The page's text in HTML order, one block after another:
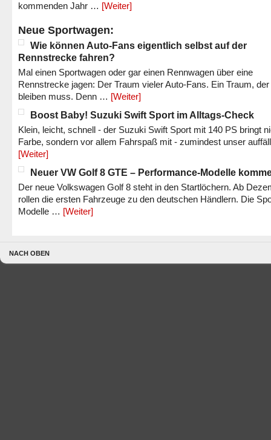
kommenden Jahr … [Weiter]
Neue Sportwagen:
Wie können Auto-Fans eigentlich selbst auf der
Rennstrecke fahren?
Mal einen Sportwagen oder gar einen Rennwagen über eine
Rennstrecke jagen: Der Traum vieler Auto-Fans. Ein Traum,
bleiben muss. Denn … [Weiter]
Boost Baby! Suzuki Swift Sport im Alltags-Check
Klein, leicht, schnell - der Suzuki Swift Sport mit 140 PS bringt
Farbe, sondern vor allem Fahrspaß mit - zumindest unser
[Weiter]
Neuer VW Golf 8 GTE – Performance-Modelle
Der neue Volkswagen Golf 8 steht in den Startlöchern. Ab
rollen die ersten Fahrzeuge zu den deutschen Händlern. Die
Modelle … [Weiter]
NACH OBEN